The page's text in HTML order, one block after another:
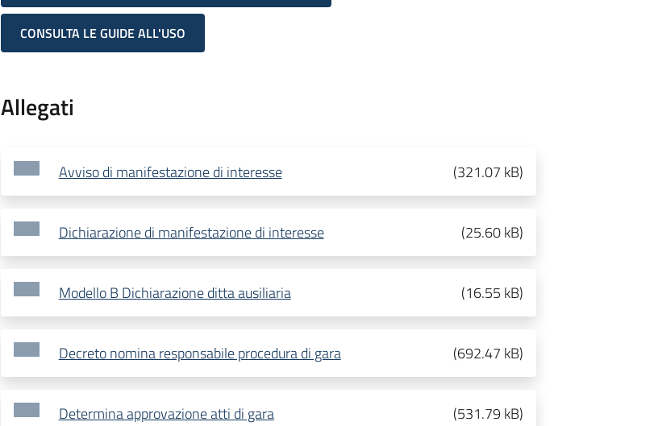
CONSULTA LE GUIDE ALL'USO
Allegati
Avviso di manifestazione di interesse (321.07 kB)
Dichiarazione di manifestazione di interesse (25.60 kB)
Modello B Dichiarazione ditta ausiliaria (16.55 kB)
Decreto nomina responsabile procedura di gara (692.47 kB)
Determina approvazione atti di gara (531.79 kB)